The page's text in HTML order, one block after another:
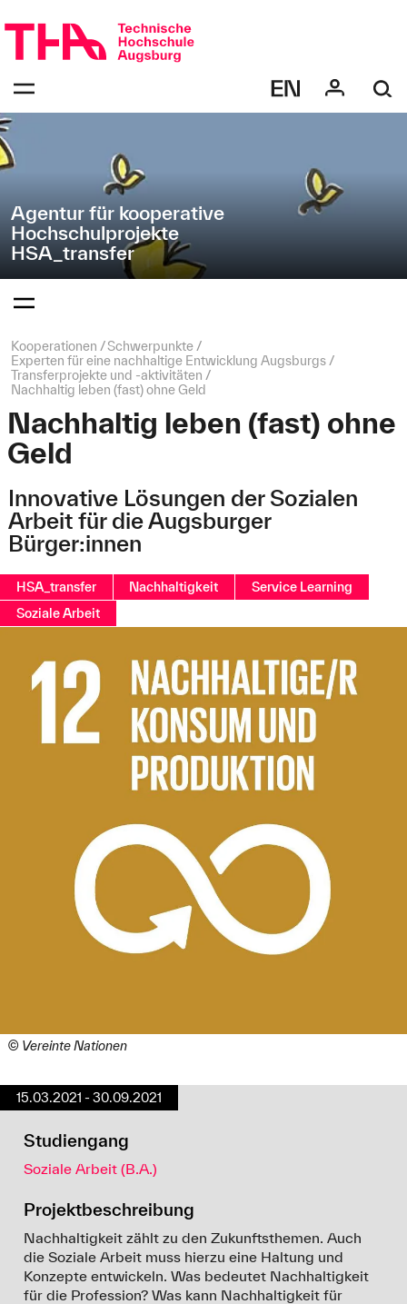
überspringen
zur
Navigation
"HSA_transfer"
Agentur für kooperative
Hochschulprojekte
HSA_transfer
bestätigen
Öffnen
bestätigen
des
Menüs
Seitenpfad:
Kooperationen
Schwerpunkte
Experten für eine nachhaltige Entwicklung Augsburgs
Transferprojekte und -aktivitäten
Nachhaltig leben (fast) ohne Geld
Nachhaltig leben (fast) ohne
Geld
Innovative Lösungen der Sozialen
Arbeit für die Augsburger
Bürger:innen
HSA_transfer Nachhaltigkeit
Service Learning
Soziale Arbeit
© Vereinte Nationen
15.03.2021 - 30.09.2021
Studiengang
Soziale Arbeit (B.A.)
Projektbeschreibung
Nachhaltigkeit zählt zu den Zukunftsthemen. Auch
die Soziale Arbeit muss hierzu eine Haltung und
Konzepte entwickeln. Was bedeutet Nachhaltigkeit
für die Profession? Was kann Nachhaltigkeit für